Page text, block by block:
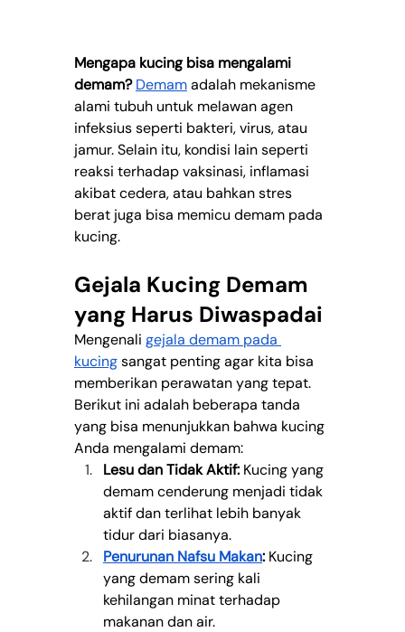
Mengapa kucing bisa mengalami
demam? Demam adalah mekanisme
alami tubuh untuk melawan agen
infeksius seperti bakteri, virus, atau
jamur. Selain itu, kondisi lain seperti
reaksi terhadap vaksinasi, inflamasi
akibat cedera, atau bahkan stres
berat juga bisa memicu demam pada
kucing.
Gejala Kucing Demam
yang Harus Diwaspadai
Mengenali gejala demam pada
kucing sangat penting agar kita bisa
memberikan perawatan yang tepat.
Berikut ini adalah beberapa tanda
yang bisa menunjukkan bahwa kucing
Anda mengalami demam:
Lesu dan Tidak Aktif: Kucing yang
demam cenderung menjadi tidak
aktif dan terlihat lebih banyak
tidur dari biasanya.
Penurunan Nafsu Makan: Kucing
yang demam sering kali
kehilangan minat terhadap
makanan dan air.